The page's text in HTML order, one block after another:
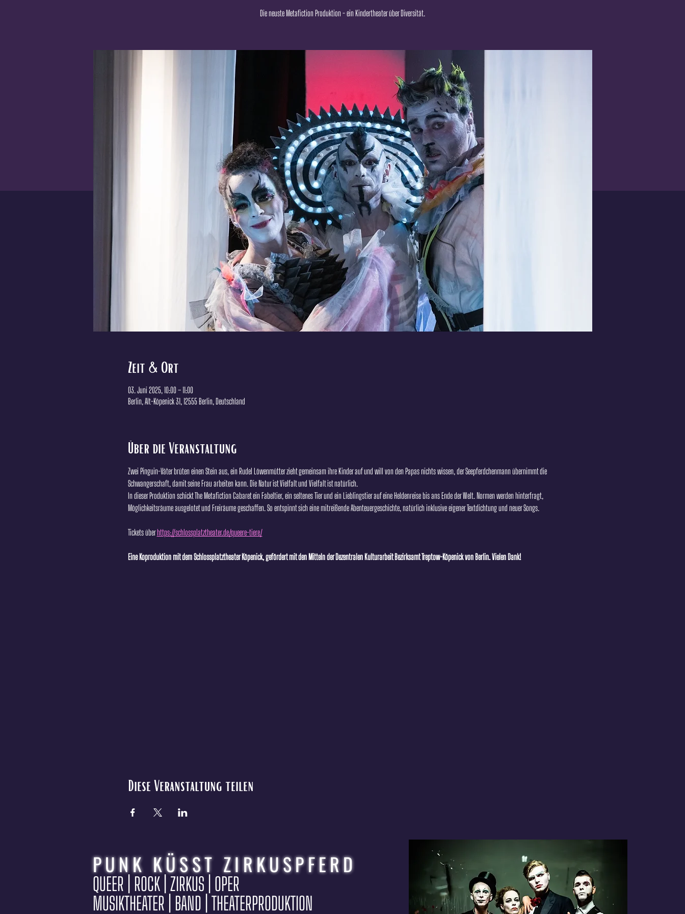
Die neuste Metafiction Produktion - ein Kindertheater über Diversität.
Zeit & Ort
03. Juni 2025, 10:00 – 11:00
Berlin, Alt-Köpenick 31, 12555 Berlin, Deutschland
Über die Veranstaltung
Zwei Pinguin-Väter brüten einen Stein aus, ein Rudel Löwenmütter zieht gemeinsam ihre Kinder auf und will von den Papas nichts wissen, der Seepferdchenmann übernimmt die
Schwangerschaft, damit seine Frau arbeiten kann. Die Natur ist Vielfalt und Vielfalt ist natürlich.
In dieser Produktion schickt The Metafiction Cabaret ein Fabeltier, ein seltenes Tier und ein Lieblingstier auf eine Heldenreise bis ans Ende der Welt. Normen werden hinterfragt,
Möglichkeitsräume ausgelotet und Freiräume geschaffen. So entspinnt sich eine mitreißende Abenteuergeschichte, natürlich inklusive eigener Textdichtung und neuer Songs.
Tickets über https://schlossplatztheater.de/queere-tiere/
Eine Koproduktion mit dem Schlossplatztheater Köpenick, gefördert mit den Mitteln der Dezentralen Kulturarbeit Bezirksamt Treptow-Köpenick von Berlin. Vielen Dank!
Diese Veranstaltung teilen
PUNK KÜSST ZIRKUSPFERD
QUEER | ROCK | ZIRKUS | OPER
MUSIKTHEATER | BAND | THEATERPRODUKTION